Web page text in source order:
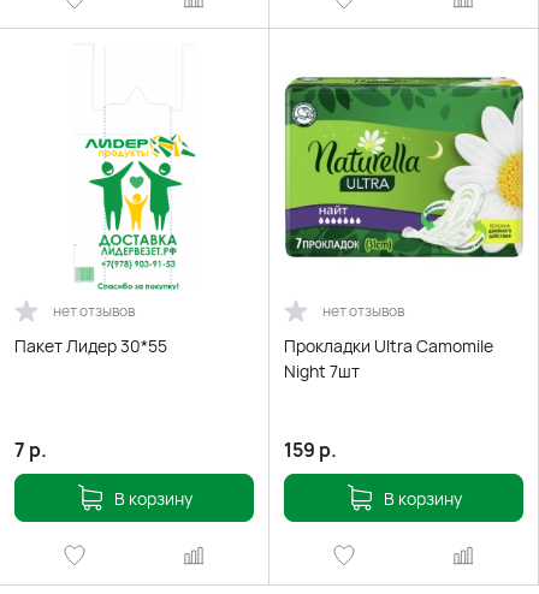
нет отзывов
Пакет Лидер 30*55
7 р.
В корзину
нет отзывов
Прокладки Ultra Camomile
Night 7шт
159 р.
В корзину